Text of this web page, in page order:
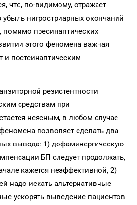
что, по-видимому, отражает
нигростриарных окончаний
помимо пресинаптических
этого феномена важная
и постсинаптическим
резистентности
средствам при
неясным, в любом случае
позволяет сделать два
вывода: 1) дофаминергическую
БП следует продолжать,
кажется неэффективной, 2)
надо искать альтернативные
ускорять выведение пациентов